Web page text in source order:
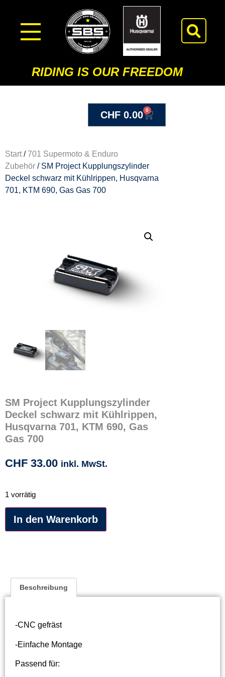
RIDING IS OUR FREEDOM
CHF 0.00 0
Start / 701 Supermoto & Enduro
Zubehör / SM Project Kupplungszylinder
Deckel schwarz mit Kühlrippen, Husqvarna
701, KTM 690, Gas Gas 700
SM Project Kupplungszylinder
Deckel schwarz mit Kühlrippen,
Husqvarna 701, KTM 690, Gas
Gas 700
CHF 33.00 inkl. MwSt.
1 vorrätig
In den Warenkorb
Beschreibung
-CNC gefräst
-Einfache Montage
Passend für: